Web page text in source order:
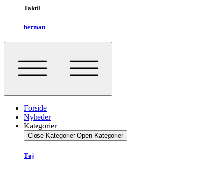
Taktil
herman
Forside
Nyheder
Kategorier
Close Kategorier Open Kategorier
Tøj